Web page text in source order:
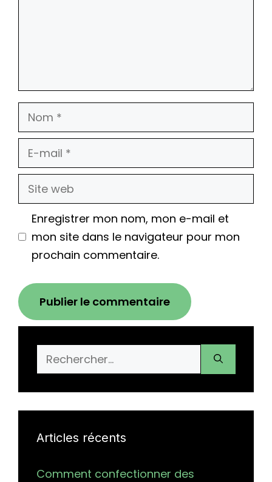
Nom
E-
mail
Site
web
Enregistrer mon nom, mon e-mail et
mon site dans le navigateur pour mon
prochain commentaire.
Rechercher :
Articles récents
Comment confectionner des